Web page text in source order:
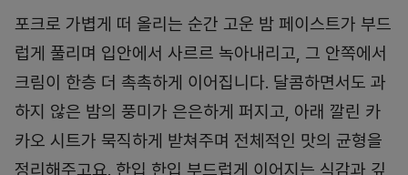
포크로 가볍게 떠 올리는 순간 고운 밤 페이스트가 부드
럽게 풀리며 입안에서 사르르 녹아내리고, 그 안쪽에서
크림이 한층 더 촉촉하게 이어집니다. 달콤하면서도 과
하지 않은 밤의 풍미가 은은하게 퍼지고, 아래 깔린 카
카오 시트가 묵직하게 받쳐주며 전체적인 맛의 균형을
정리해주고요. 한입 한입 부드럽게 이어지는 식감과 깊